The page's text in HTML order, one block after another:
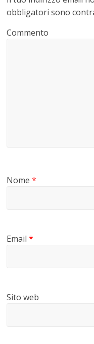
obbligatori sono
Commento
Nome*
Email*
Sito web